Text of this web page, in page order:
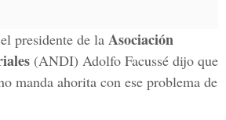
presidente de la Asociación
(ANDI) Adolfo Facussé dijo que
manda ahorita con ese problema de